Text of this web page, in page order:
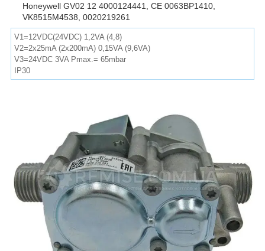
Honeywell GV02 12 4000124441, CE 0063BP1410,
VK8515M4538, 0020219261
V1=12VDC(24VDC) 1,2VA (4,8)
V2=2x25mA (2x200mA) 0,15VA (9,6VA)
V3=24VDC 3VA Pmax.= 65mbar
IP30